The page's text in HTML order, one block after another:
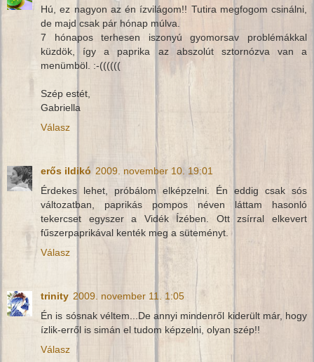
Hú, ez nagyon az én ízvilágom!! Tutira megfogom csinálni,
de majd csak pár hónap múlva.
7 hónapos terhesen iszonyú gyomorsav problémákkal
küzdök, így a paprika az abszolút sztornózva van a
menümböl. :-((((((
Szép estét,
Gabriella
Válasz
erős ildikó 2009. november 10. 19:01
Érdekes lehet, próbálom elképzelni. Én eddig csak sós
változatban, paprikás pompos néven láttam hasonló
tekercset egyszer a Vidék Ízében. Ott zsírral elkevert
fűszerpaprikával kenték meg a süteményt.
Válasz
trinity 2009. november 11. 1:05
Én is sósnak véltem...De annyi mindenről kiderült már, hogy
ízlik-erről is simán el tudom képzelni, olyan szép!!
Válasz